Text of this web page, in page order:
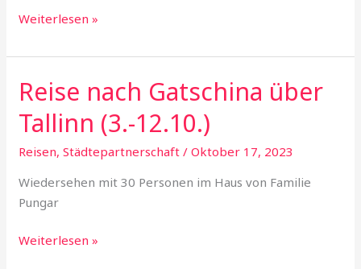
Weiterlesen »
Reise nach Gatschina über
Tallinn (3.-12.10.)
Reisen,Städtepartnerschaft /Oktober 17, 2023
Wiedersehen mit 30 Personen im Haus von Familie
Pungar
Reise
nach
Gatschina
über
(3.-12.10.)
Weiterlesen »